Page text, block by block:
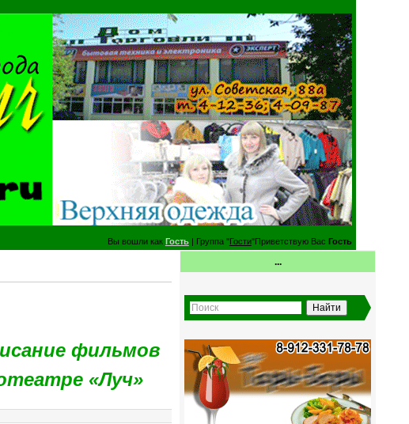
Вы вошли как Гость| Группа "Гости"Приветствую Вас Гость
фильмов
«Луч»
...